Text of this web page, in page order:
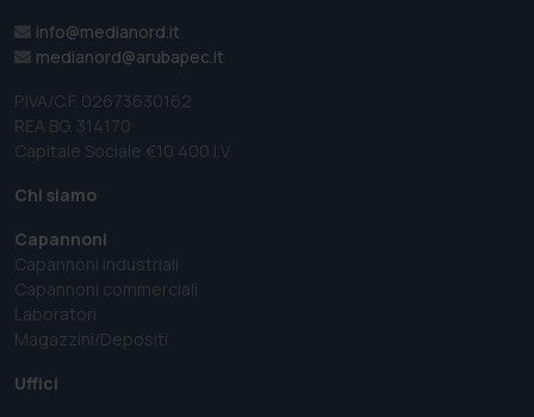
info@medianord.it
medianord@arubapec.it
P.IVA/C.F. 02673630162
REA BG. 314170
Capitale Sociale €10 400 I.V.
Chi siamo
Capannoni
Capannoni industriali
Capannoni commerciali
Laboratori
Magazzini/Depositi
Uffici